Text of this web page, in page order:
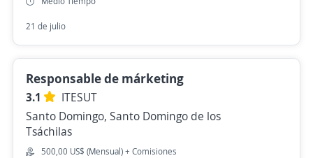
21 de julio
Responsable de márketing
3.1
ITESUT
Santo Domingo, Santo Domingo de los
Tsáchilas
500,00 US$ (Mensual) + Comisiones